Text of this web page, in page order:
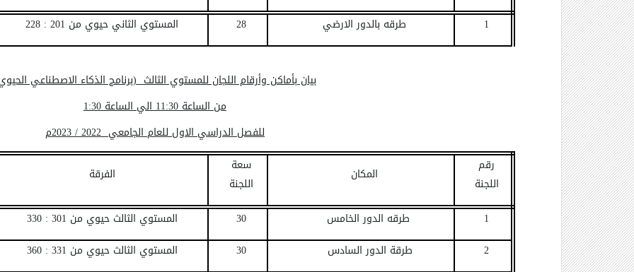
1 طرقه بالدور الارضي 28 المستوي الثاني حيوي من 201 : 228
بيان بأماكن وأرقام اللجان للمستوي الثالث (برنامج الذكاء الاصطناعي
من الساعة 11:30 الي الساعة 1:30
للفصل الدراسي الاول للعام الجامعي 2022 / 2023م
رقم
اللجنة
المكان
سعة
اللجنة
الفرقة
1 طرقه الدور الخامس 30 المستوي الثالث حيوي من 301 :
330
2
طرقة الدور السادس 30 المستوي الثالث حيوي من 331
:
360